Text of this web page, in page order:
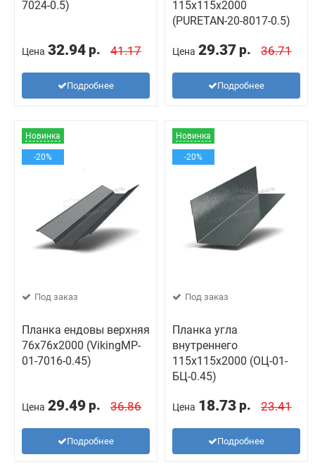
7024-0.5)
Цена 32.94 р. 41.17
Подробнее
115х115х2000
(PURETAN-20-8017-0.5)
Цена 29.37 р. 36.71
Подробнее
Новинка
-20%
Под заказ
Планка ендовы верхняя
76х76х2000 (VikingMP-
01-7016-0.45)
Цена 29.49 р. 36.86
Подробнее
Новинка
-20%
Под заказ
Планка угла
внутреннего
115х115х2000 (ОЦ-01-
БЦ-0.45)
Цена 18.73 р. 23.41
Подробнее